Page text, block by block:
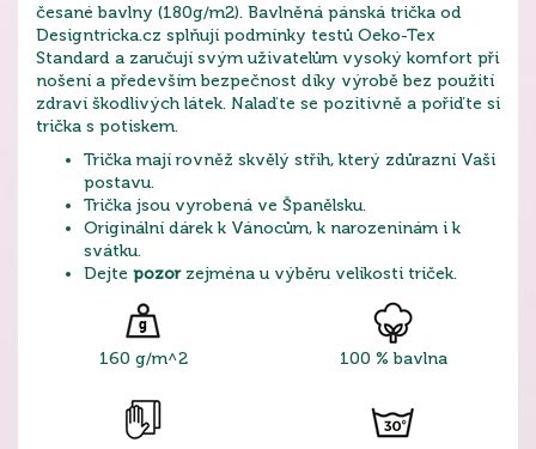
česané bavlny (180g/m2). Bavlněná pánská trička od
Designtricka.cz splňují podmínky testů Oeko-Tex
Standard a zaručují svým uživatelům vysoký komfort při
nošení a především bezpečnost díky výrobě bez použití
zdraví škodlivých látek. Nalaďte se pozitivně a pořiďte si
trička s potiskem.
Trička mají rovněž skvělý střih, který zdůrazní Vaši
postavu.
Trička jsou vyrobená ve Španělsku.
Originální dárek k Vánocům, k narozeninám i k
svátku.
Dejte pozorzejména u výběru velikosti triček.
160 g/m^2 100 % bavlna